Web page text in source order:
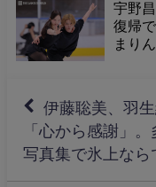
宇野
復帰
まり
伊藤聡美、羽
「心から感謝」
写真集で氷上なら